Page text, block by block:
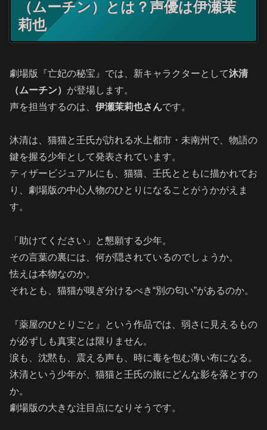
（ムーチン）とは？声優は伊瀬茉
莉也
劇場版『亡妃の秘宝』では、新キャラクターとして沐清
（ムーチン） が登場します。
声を担当するのは、 伊瀬茉莉也さんです。
沐清は、猫猫と壬氏が訪れる水上都市・未南州で、物語の
鍵を握る少年として発表されています。
ティザービジュアルにも、猫猫、壬氏とともに描かれてお
り、劇場版の中心人物のひとりになることがうかがえま
す。
「助けてください」と懇願する少年。
その言葉の裏には、何が隠されているのでしょうか。
怯えは本物なのか。
それとも、猫猫が嗅ぎ分けるべき“別の匂い”があるのか。
『薬屋のひとりごと』という作品では、弱さに見えるもの
が必ずしも真実とは限りません。
涙も、沈黙も、震える声も、時に毒を包む薄い布になる。
沐清という少年が、猫猫と壬氏の旅にどんな影を落とすの
か。
劇場版の大きな注目点になりそうです。